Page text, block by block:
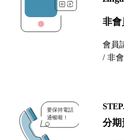
非
會員
/ 非
分期